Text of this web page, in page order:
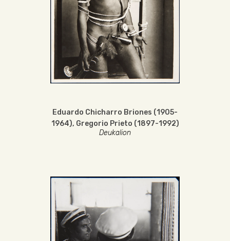
Eduardo Chicharro Briones (1905-
1964), Gregorio Prieto (1897-1992)
Deukalion